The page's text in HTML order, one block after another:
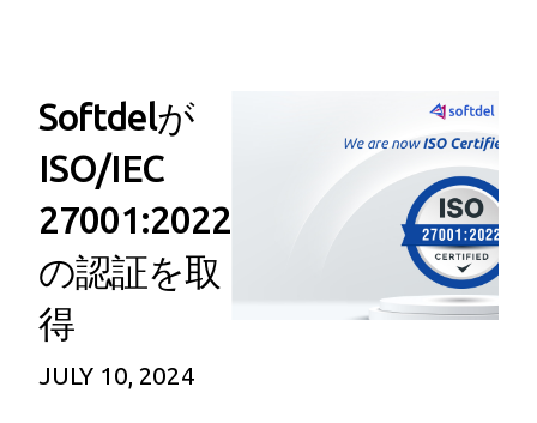
Softdelが
ISO/IEC
27001:2022
の認証を取
得
JULY 10, 2024